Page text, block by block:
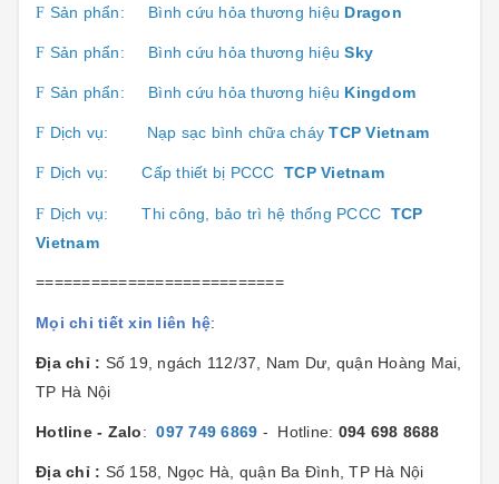
F Sản phẩn: Bình cứu hỏa thương hiệu Dragon
F Sản phẩn: Bình cứu hỏa thương hiệuSky
F Sản phẩn: Bình cứu hỏa thương hiệu Kingdom
F Dịch vụ: Nạp sạc bình chữa cháyTCP Vietnam
F Dịch vụ:Cấp thiết bị PCCC TCP Vietnam
F Dịch vụ:Thi công, bảo trì hệ thống PCCC TCP
Vietnam
===========================
Mọi chi tiết xin liên hệ:
Địa chỉ : Số 19, ngách 112/37, Nam Dư, quận Hoàng Mai,
TP Hà Nội
Hotline - Zalo:097 749 6869 - Hotline: 094 698 8688
Địa chỉ : Số 158, Ngọc Hà, quận Ba Đình, TP Hà Nội